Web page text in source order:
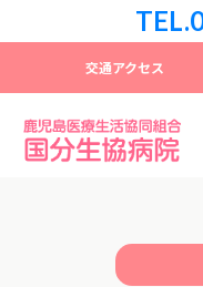
交通アクセス